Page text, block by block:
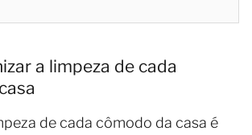
a limpeza de cada
de cada cômodo da casa é